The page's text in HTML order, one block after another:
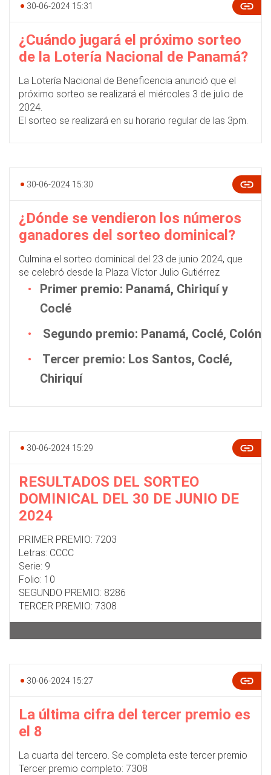
30-06-2024 15:31
¿Cuándo jugará el próximo sorteo
de la Lotería Nacional de Panamá?
La Lotería Nacional de Beneficencia anunció que el
próximo sorteo se realizará el miércoles 3 de julio de
2024.
El sorteo se realizará en su horario regular de las 3pm.
30-06-2024 15:30
¿Dónde se vendieron los números
ganadores del sorteo dominical?
Culmina el sorteo dominical del 23 de junio 2024, que
se celebró desde la Plaza Víctor Julio Gutiérrez
Primer premio: Panamá, Chiriquí y
Coclé
Segundo premio: Panamá, Coclé, Colón
Tercer premio: Los Santos, Coclé,
Chiriquí
30-06-2024 15:29
RESULTADOS DEL SORTEO
DOMINICAL DEL 30 DE JUNIO DE
2024
PRIMER PREMIO: 7203
Letras: CCCC
Serie: 9
Folio: 10
SEGUNDO PREMIO: 8286
TERCER PREMIO: 7308
30-06-2024 15:27
La última cifra del tercer premio es
el 8
La cuarta del tercero. Se completa este tercer premio
Tercer premio completo: 7308